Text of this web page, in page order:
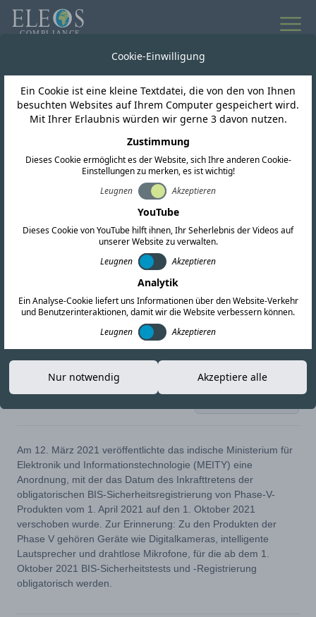
Indien
Die BIS-Registrierung
von Phase-V-Produkten
wurde auf den 1.
Oktober 2021
verschoben
Am 12. März 2021 veröffentlichte das indische Ministerium für
Elektronik und Informationstechnologie (MEITY) eine
Anordnung, mit der das Datum des Inkrafttretens der
obligatorischen BIS-Sicherheitsregistrierung von Phase-V-
Produkten vom 1. April 2021 auf den 1. Oktober 2021
verschoben wurde. Zur Erinnerung: Zu den Produkten der
Phase V gehören Geräte wie Digitalkameras, intelligente
Lautsprecher und drahtlose Mikrofone, für die ab dem 1.
Oktober 2021 BIS-Sicherheitstests und -Registrierung
obligatorisch werden.
Cookie-Einwilligung
Ein Cookie ist eine kleine Textdatei, die von den von Ihnen
besuchten Websites auf Ihrem Computer gespeichert wird.
Mit Ihrer Erlaubnis würden wir gerne 3 davon nutzen.
Zustimmung
Dieses Cookie ermöglicht es der Website, sich Ihre anderen Cookie-
Einstellungen zu merken, es ist wichtig!
Leugnen
Akzeptieren
YouTube
Dieses Cookie von YouTube hilft ihnen, Ihr Seherlebnis der Videos auf
unserer Website zu verwalten.
Leugnen
Akzeptieren
Analytik
Ein Analyse-Cookie liefert uns Informationen über den Website-Verkehr
und Benutzerinteraktionen, damit wir die Website verbessern können.
Leugnen
Akzeptieren
Nur notwendig Akzeptiere alle